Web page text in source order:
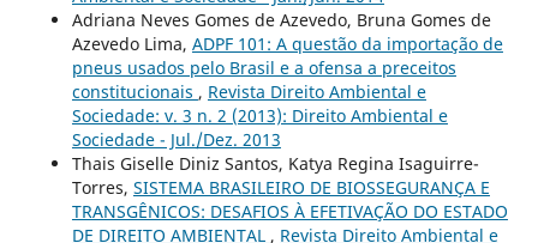
Adriana Neves Gomes de Azevedo, Bruna Gomes de
Azevedo Lima, ADPF 101: A questão da importação de
pneus usados pelo Brasil e a ofensa a preceitos
constitucionais , Revista Direito Ambiental e
Sociedade: v. 3 n. 2 (2013): Direito Ambiental e
Sociedade - Jul./Dez. 2013
Thais Giselle Diniz Santos, Katya Regina Isaguirre-
Torres, SISTEMA BRASILEIRO DE BIOSSEGURANÇA E
TRANSGÊNICOS: DESAFIOS À EFETIVAÇÃO DO ESTADO
DE DIREITO AMBIENTAL , Revista Direito Ambiental e